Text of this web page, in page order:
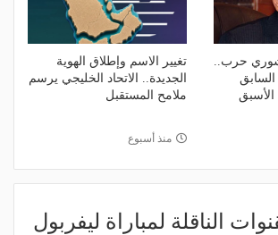
حرب..
الأسبق
تغيير الاسم وإطلاق الهوية
الجديدة.. الاتحاد الخليجي يرسم
ملامح المستقبل
منذ أسبوع
الناقلة لمباراة ليفربول